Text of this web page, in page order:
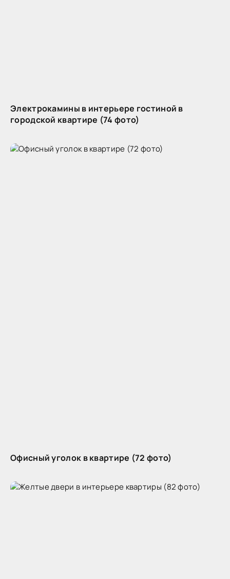
Электрокамины в интерьере гостиной в
городской квартире (74 фото)
Офисный уголок в квартире (72 фото)